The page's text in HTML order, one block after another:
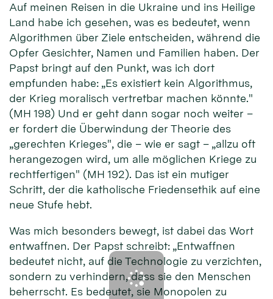
Auf meinen Reisen in die Ukraine und ins Heilige
Land habe ich gesehen, was es bedeutet, wenn
Algorithmen über Ziele entscheiden, während die
Opfer Gesichter, Namen und Familien haben. Der
Papst bringt auf den Punkt, was ich dort
empfunden habe: „Es existiert kein Algorithmus,
der Krieg moralisch vertretbar machen könnte."
(MH 198) Und er geht dann sogar noch weiter –
er fordert die Überwindung der Theorie des
„gerechten Krieges", die – wie er sagt – „allzu oft
herangezogen wird, um alle möglichen Kriege zu
rechtfertigen" (MH 192). Das ist ein mutiger
Schritt, der die katholische Friedensethik auf eine
neue Stufe hebt.
Was mich besonders bewegt, ist dabei das Wort
entwaffnen. Der Papst schreibt: „Entwaffnen
bedeutet nicht, auf die Technologie zu verzichten,
sondern zu verhindern, dass sie den Menschen
beherrscht. Es bedeutet, sie Monopolen zu